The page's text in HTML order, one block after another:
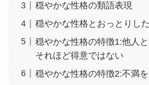
穏やかな性格の類語表現
穏やかな性格とおっとりし
穏やかな性格の特徴1:他人
それほど得意ではない
穏やかな性格の特徴2:不満